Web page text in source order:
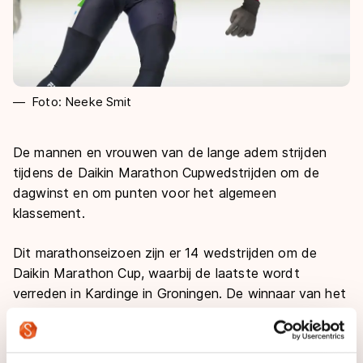
Foto: Neeke Smit
De mannen en vrouwen van de lange adem strijden
tijdens de Daikin Marathon Cupwedstrijden om de
dagwinst en om punten voor het algemeen
klassement.
Dit marathonseizoen zijn er 14 wedstrijden om de
Daikin Marathon Cup, waarbij de laatste wordt
verreden in Kardinge in Groningen. De winnaar van het